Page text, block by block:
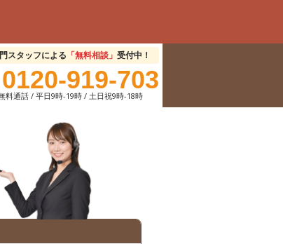
スタッフによる 「無料相談」 受付中！
0120-919-703
料通話 / 平日9時-19時 / 土日祝9時-18時